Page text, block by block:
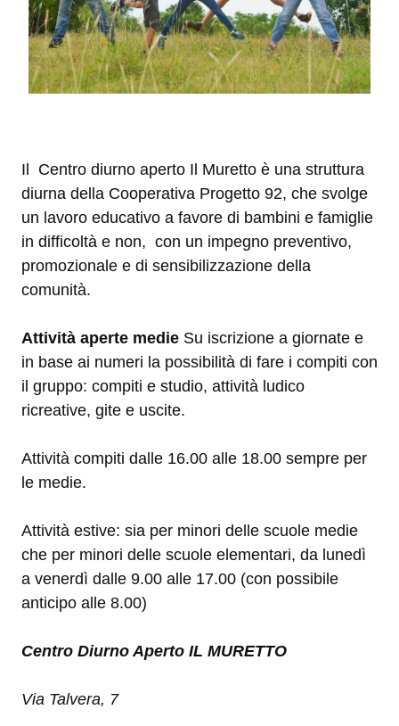
Il Centro diurno aperto Il Muretto è una struttura
diurna della Cooperativa Progetto 92, che svolge
un lavoro educativo a favore di bambini e famiglie
in difficoltà e non, con un impegno preventivo,
promozionale e di sensibilizzazione della
comunità.
Attività aperte medie Su iscrizione a giornate e
in base ai numeri la possibilità di fare i compiti con
il gruppo: compiti e studio, attività ludico
ricreative, gite e uscite.
Attività compiti dalle 16.00 alle 18.00 sempre per
le medie.
Attività estive: sia per minori delle scuole medie
che per minori delle scuole elementari, da lunedì
a venerdì dalle 9.00 alle 17.00 (con possibile
anticipo alle 8.00)
Centro Diurno Aperto IL MURETTO
Via Talvera, 7